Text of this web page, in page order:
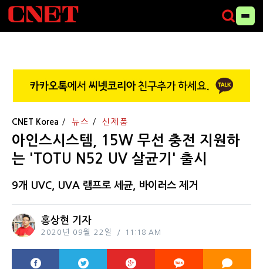
CNET Korea 뉴스 신제품
아인스시스템, 15W 무선 충전 지원하
는 'TOTU N52 UV 살균기' 출시
9개 UVC, UVA 램프로 세균, 바이러스 제거
홍상현 기자
2020년 09월 22일 11:18 AM